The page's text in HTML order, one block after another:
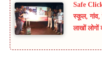
Safe
स्कूल, गांव,
लाखों